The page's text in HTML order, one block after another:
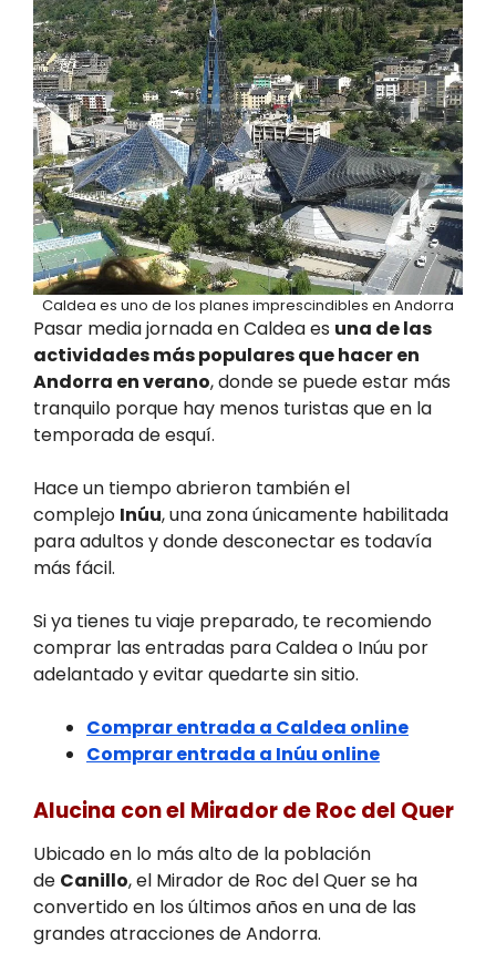
Caldea es uno de los planes imprescindibles en Andorra
Pasar media jornada en Caldea es una de las
actividades más populares que hacer en
Andorra en verano, donde se puede estar más
tranquilo porque hay menos turistas que en la
temporada de esquí.
Hace un tiempo abrieron también el
complejo Inúu, una zona únicamente habilitada
para adultos y donde desconectar es todavía
más fácil.
Si ya tienes tu viaje preparado, te recomiendo
comprar las entradas para Caldea o Inúu por
adelantado y evitar quedarte sin sitio.
Comprar entrada a Caldea online
Comprar entrada a Inúu online
Alucina con el Mirador de Roc del Quer
Ubicado en lo más alto de la población
de Canillo, el Mirador de Roc del Quer se ha
convertido en los últimos años en una de las
grandes atracciones de Andorra.